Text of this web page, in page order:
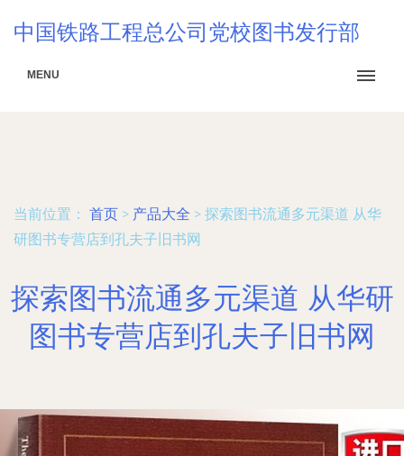
中国铁路工程总公司党校图书发行部
MENU
当前位置： 首页 > 产品大全 > 探索图书流通多元渠道 从华
研图书专营店到孔夫子旧书网
探索图书流通多元渠道 从华研
图书专营店到孔夫子旧书网